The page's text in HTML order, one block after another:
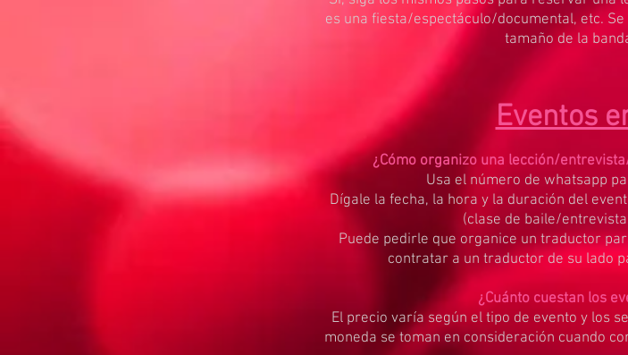
es una fiesta/espectáculo/documental, etc.
tamaño de la
Eventos
¿Cómo organizo una lección/
Usa el número de whatsapp
Dígale la fecha, la hora y la duración del
(clase de baile/
Puede pedirle que organice un traductor
contratar a un traductor de su lado
¿Cuánto cuestan los
El precio varía según el tipo de evento y los
moneda se toman en consideración cuando